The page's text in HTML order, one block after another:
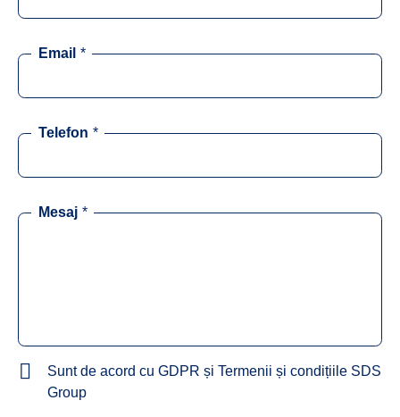
Email *
Telefon *
Mesaj *
Sunt de acord cu GDPR și Termenii și condițiile SDS
Group